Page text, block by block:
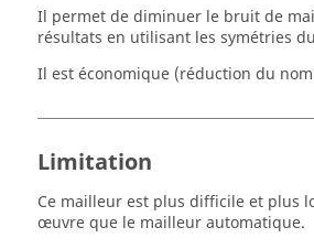
Il permet de diminuer le bruit de
résultats en utilisant les symétries
Il est économique (réduction du
Limitation
Ce mailleur est plus difficile et plus
œuvre que le mailleur automatique.